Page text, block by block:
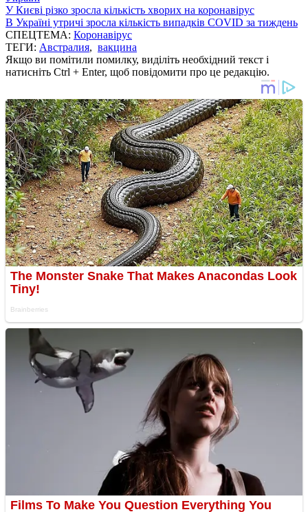
У Києві різко зросла кількість хворих на коронавірус
В Україні утричі зросла кількість випадків COVID за тиждень
СПЕЦТЕМА: Коронавірус
ТЕГИ: Австралия, вакцина
Якщо ви помітили помилку, виділіть необхідний текст і
натисніть Ctrl + Enter, щоб повідомити про це редакцію.